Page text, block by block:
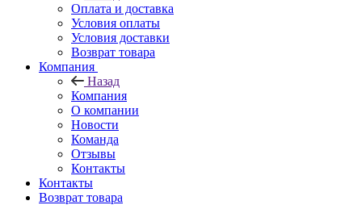
Оплата и доставка
Условия оплаты
Условия доставки
Возврат товара
Компания
Назад
Компания
О компании
Новости
Команда
Отзывы
Контакты
Контакты
Возврат товара